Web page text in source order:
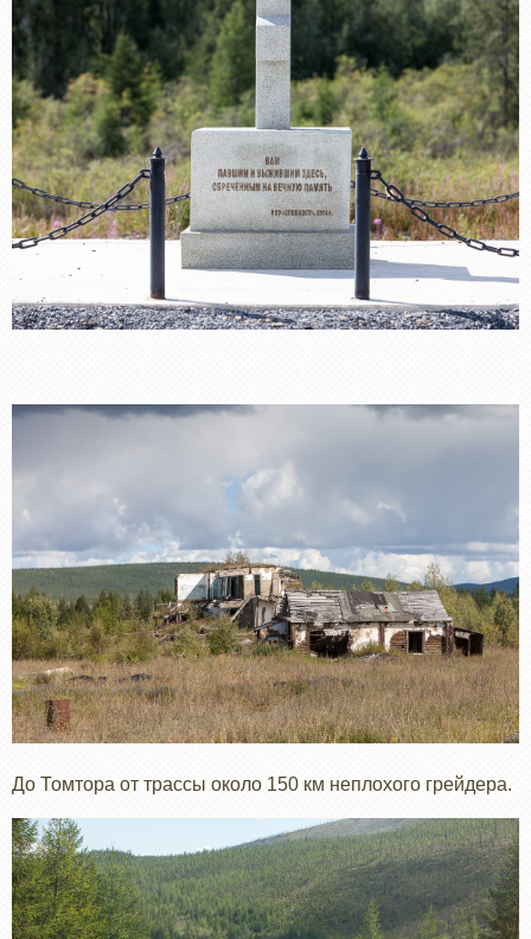
До Томтора от трассы около 150 км неплохого грейдера.